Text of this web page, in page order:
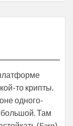
то крипты.
одного-
Там